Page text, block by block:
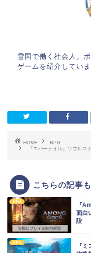
雪国で働く社会人。
ゲームを紹介してい
HOME
RPG
『エバーテイル』ソウルス
こちらの記事
RPG
『
面白
説
RPG
『